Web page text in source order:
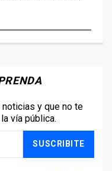
y que no te
vía pública.
SUSCRIBITE